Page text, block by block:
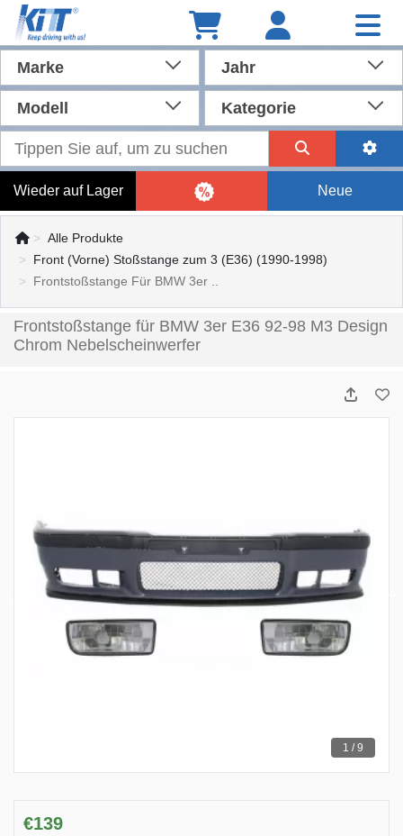
Marke Jahr
Modell Kategorie
Wieder auf Lager Neue
Alle Produkte
Front (Vorne) Stoßstange zum 3 (E36) (1990-1998)
Frontstoßstange Für BMW 3er ..
Frontstoßstange für BMW 3er E36 92-98 M3 Design
Chrom Nebelscheinwerfer
1 / 9
€139